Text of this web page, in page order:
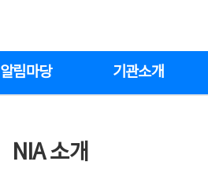
알림마당 기관소개
NIA 소개